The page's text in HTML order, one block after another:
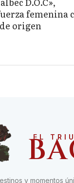
femenina
origen
EL
y momentos